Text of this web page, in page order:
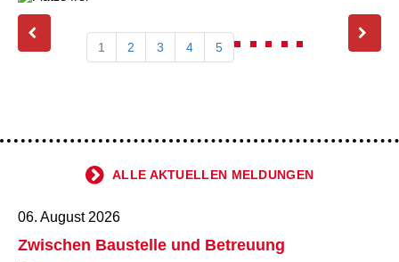
1 2 3 4 5
ALLE AKTUELLEN MELDUNGEN
06. August 2026
Zwischen Baustelle und Betreuung